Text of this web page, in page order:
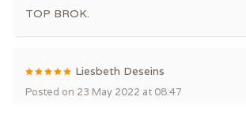
TOP BROK.
Liesbeth Deseins
Posted on 23 May 2022 at 08:47